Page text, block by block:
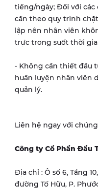
tiếng/ngày; Đối với các
cần theo quy trình
lập nên nhân viên
trực trong suốt thời
- Không cần thiết đầu
huấn luyện nhân viên
quản lý.
Liên hệ ngay với
Công ty Cổ Phần Đầu
Địa chỉ : Ô số 6, Tầng
đường Tố Hữu, P.